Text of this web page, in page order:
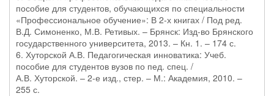
пособие для студентов, обучающихся по специальности
«Профессиональное обучение»: В 2-х книгах / Под ред.
В.Д. Симоненко, М.В. Ретивых. – Брянск: Изд-во Брянского
государственного университета, 2013. – Кн. 1. – 174 с.
6. Хуторской А.В. Педагогическая инноватика: Учеб.
пособие для студентов вузов по пед. спец. /
А.В. Хуторской. – 2-е изд., стер. – М.: Академия, 2010. –
255 с.